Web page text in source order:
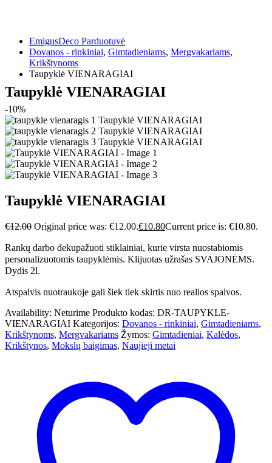
EmigusDeco Parduotuvė
Dovanos - rinkiniai, Gimtadieniams, Mergvakariams,
Krikštynoms
Taupyklė VIENARAGIAI
Taupyklė VIENARAGIAI
-10%
Taupyklė VIENARAGIAI
€12.00 Original price was: €12.00.€10.80Current price is: €10.80.
Rankų darbo dekupažuoti stiklainiai, kurie virsta nuostabiomis
personalizuotomis taupyklėmis. Klijuotas užrašas SVAJONĖMS.
Dydis 2l.
Atspalvis nuotraukoje gali šiek tiek skirtis nuo realios spalvos.
Availability: Neturime Produkto kodas: DR-TAUPYKLE-
VIENARAGIAI Kategorijos: Dovanos - rinkiniai, Gimtadieniams,
Krikštynoms, Mergvakariams Žymos: Gimtadieniai, Kalėdos,
Krikštynos, Mokslų baigimas, Naujieji metai